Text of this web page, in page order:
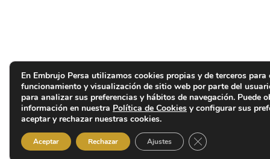
En Embrujo Persa utilizamos cookies propias y de terceros para
funcionamiento y visualización de sitio web por parte del
para analizar sus preferencias y hábitos de navegación. Puede
información en nuestra Política de Cookies y configurar sus
aceptar y rechazar nuestras cookies.
Aceptar Rechazar Ajustes Cerrar el banner